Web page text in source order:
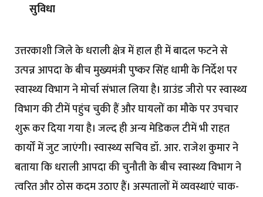
सुविधा
उत्तरकाशी जिले के धराली क्षेत्र में हाल ही में बादल फटने से
उत्पन्न आपदा के बीच मुख्यमंत्री पुष्कर सिंह धामी के निर्देश पर
स्वास्थ्य विभाग ने मोर्चा संभाल लिया है। ग्राउंड जीरो पर स्वास्थ्य
विभाग की टीमें पहुंच चुकी हैं और घायलों का मौके पर उपचार
शुरू कर दिया गया है। जल्द ही अन्य मेडिकल टीमें भी राहत
कार्यों में जुट जाएंगी। स्वास्थ्य सचिव डॉ. आर. राजेश कुमार ने
बताया कि धराली आपदा की चुनौती के बीच स्वास्थ्य विभाग ने
त्वरित और ठोस कदम उठाए हैं। अस्पतालों में व्यवस्थाएं चाक-